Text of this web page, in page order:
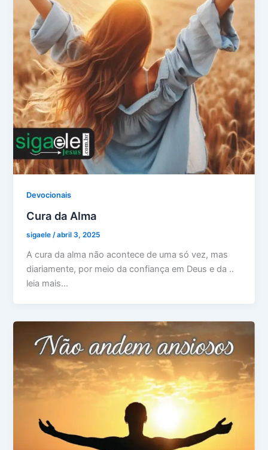
Devocionais
Cura da Alma
sigaele/abril 3, 2025
A cura da alma não acontece de uma só vez, mas
diariamente, por meio da confiança em Deus e da ..
leia mais…